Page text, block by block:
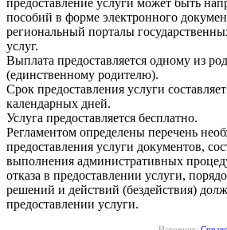
пособий в форме электронного
региональный порталы
услуг.
Выплата предоставляется одному из
(единственному родителю).
Срок предоставления услуги
календарных дней.
Услуга предоставляется бесплатно.
Регламентом определены перечень
предоставления услуги документов,
выполнения административных
отказа в предоставлении услуги,
решений и действий (бездействия)
предоставлении услуги.